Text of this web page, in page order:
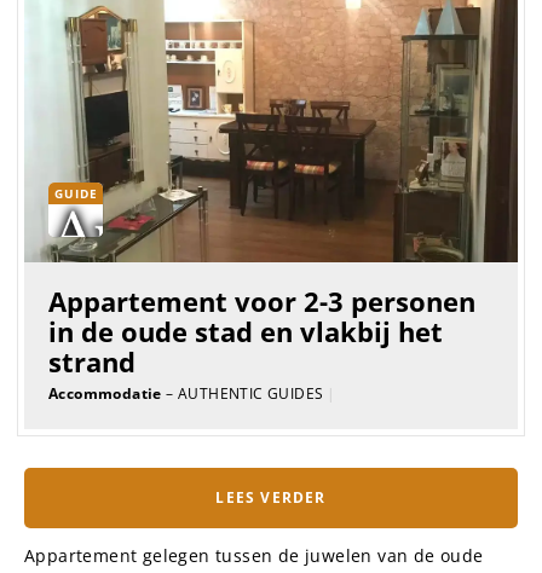
GUIDE
Appartement voor 2-3 personen
in de oude stad en vlakbij het
strand
Accommodatie – AUTHENTIC GUIDES |
LEES VERDER
Appartement gelegen tussen de juwelen van de oude